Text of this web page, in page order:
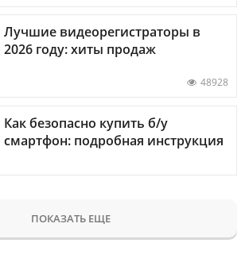
Лучшие видеорегистраторы в
2026 году: хиты продаж
48928
Как безопасно купить б/у
смартфон: подробная инструкция
ПОКАЗАТЬ ЕЩЕ